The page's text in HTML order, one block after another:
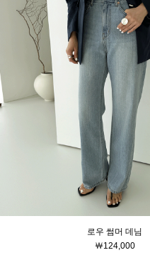
로우 썸머 데님
￦124,000